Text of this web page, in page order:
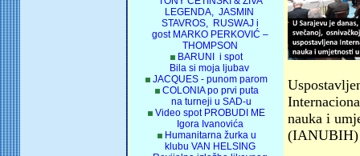
LEGENDA, JASMIN
STAVROS, RUSWAJ i
gost MARKO PERKOVIĆ –
THOMPSON
BARUNI i spot
Bila si moja ljubav
JACQUES - punom parom
COLONIA po prvi puta
na turneji u SAD-u
Video spot PROBUDI ME
Igora Ivanovića
Humanitarna žurka u
klubu VAN HELSING
nauka i
(IANUBIH)